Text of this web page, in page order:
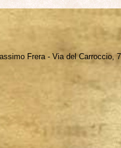
Frera - Via del